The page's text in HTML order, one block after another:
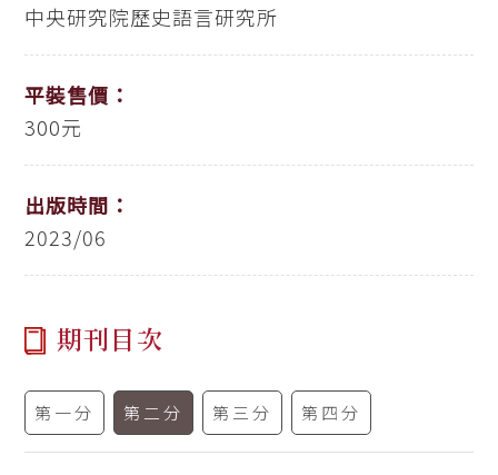
中央研究院歷史語言研究所
平裝售價：
300元
出版時間：
2023/06
期刊目次
第一分 第二分 第三分 第四分